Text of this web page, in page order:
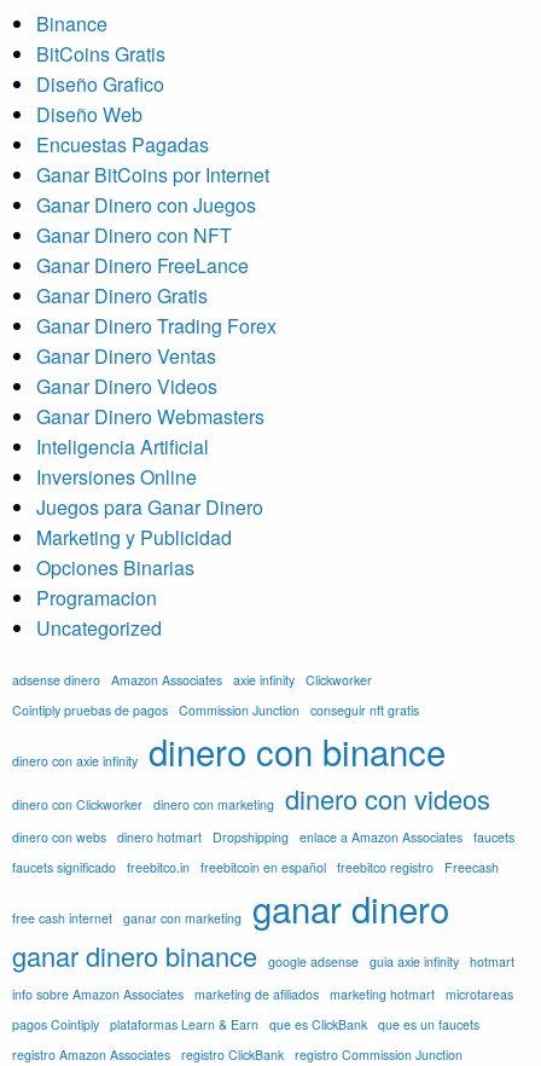
Binance
BitCoins Gratis
Diseño Grafico
Diseño Web
Encuestas Pagadas
Ganar BitCoins por Internet
Ganar Dinero con Juegos
Ganar Dinero con NFT
Ganar Dinero FreeLance
Ganar Dinero Gratis
Ganar Dinero Trading Forex
Ganar Dinero Ventas
Ganar Dinero Videos
Ganar Dinero Webmasters
Inteligencia Artificial
Inversiones Online
Juegos para Ganar Dinero
Marketing y Publicidad
Opciones Binarias
Programacion
Uncategorized
adsense dinero Amazon Associates axie infinity Clickworker
Cointiply pruebas de pagos Commission Junction conseguir nft gratis
dinero con axie infinity dinero con binance
dinero con Clickworker dinero con marketing dinero con videos
dinero con webs dinero hotmart Dropshipping enlace a Amazon Associates faucets
faucets significado freebitco.in freebitcoin en español freebitco registro Freecash
free cash internet ganar con marketing ganar dinero
ganar dinero binance google adsense guia axie infinity hotmart
info sobre Amazon Associates marketing de afiliados marketing hotmart microtareas
pagos Cointiply plataformas Learn & Earn que es ClickBank que es un faucets
registro Amazon Associates registro ClickBank registro Commission Junction